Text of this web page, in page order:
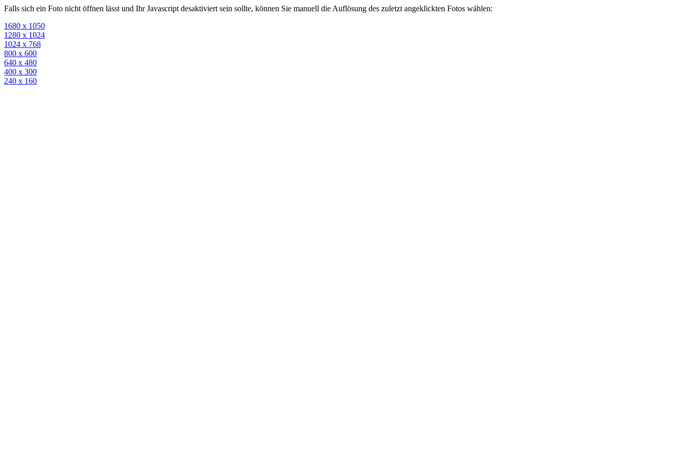
Falls sich ein Foto nicht öffnen lässt und Ihr Javascript desaktiviert sein sollte, können Sie manuell die Auflösung des zuletzt angeklickten Fotos wählen:
1680 x 1050
1280 x 1024
1024 x 768
800 x 600
640 x 480
400 x 300
240 x 160